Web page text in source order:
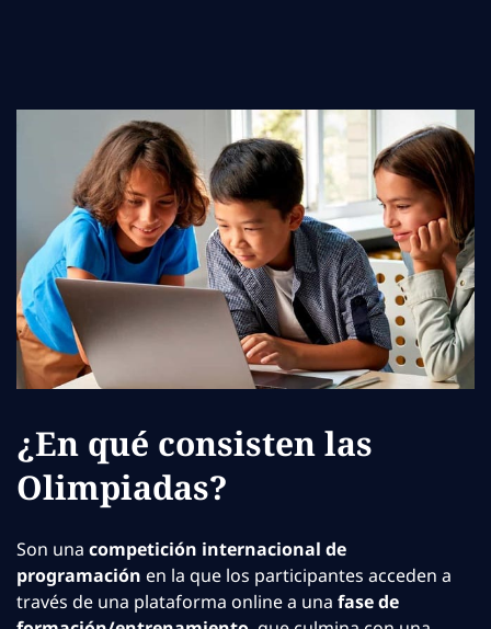
¿En qué consisten las
Olimpiadas?
Son una competición internacional de
programación en la que los participantes acceden a
través de una plataforma online a una fase de